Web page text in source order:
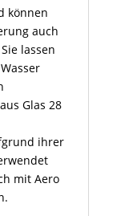
können
auch
lassen
Glas 28
ihrer
mit Aero